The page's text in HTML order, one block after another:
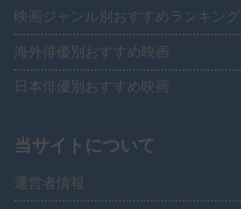
映画ジャンル別おすすめランキング
海外俳優別おすすめ映画
日本俳優別おすすめ映画
当サイトについて
運営者情報